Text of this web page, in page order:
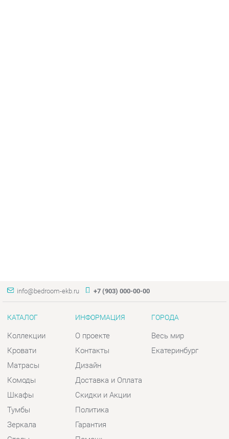
КАТАЛОГ
Матрасы
Комоды
Шкафы
Тумбы
Зеркала
Столы
Мягкая мебель
ИНФОРМАЦИЯ
Дизайн
Доставка и Оплата
Скидки и Акции
Политика
Гарантия
Помощь
ГОРОДА